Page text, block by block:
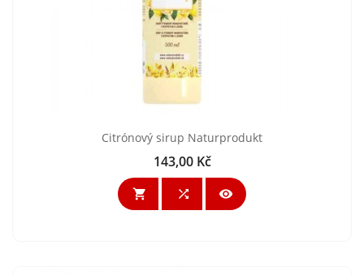
Citrónový sirup Naturprodukt
Cena
143,00 Kč
  